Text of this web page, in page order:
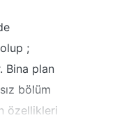
;
Bina plan
bölüm
özellikleri